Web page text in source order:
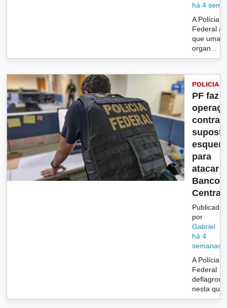
há 4
A Polícia
Federal
que uma
organ...
POLICIAL
PF faz
contra
para
atacar o
Banco
Publicado
por
Gabriel
há 4
semanas
A Polícia
Federal
deflagrou,
nesta